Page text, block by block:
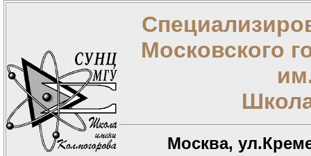
Московского
Москва,